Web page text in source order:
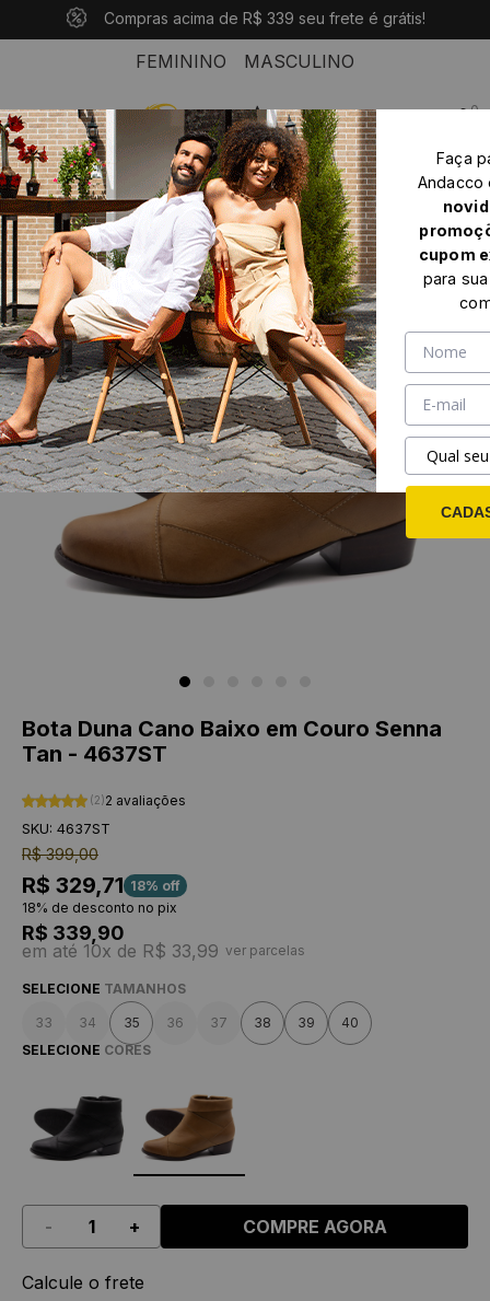
Compras acima de R$ 339 seu frete é grátis!
Pague em até 10x sem juros
10% OFF com o cupom: PRIMEIROANDACCO
FEMININO MASCULINO
0
Home Feminino
Bota cano baixo
Bota Duna Cano Baixo em Couro Senna Tan - 4637ST
Bota Duna Cano Baixo em Couro Senna
Tan - 4637ST
(2)2 avaliações
SKU: 4637ST
R$ 399,00
R$ 329,71 18% off
18% de desconto no pix
R$ 339,90
em até 10x de R$ 33,99 ver parcelas
SELECIONE TAMANHOS
33 34 35 36 37 38 39
40
SELECIONE CORES
+
- COMPRE AGORA
Calcule o frete
Faça
cupom
para